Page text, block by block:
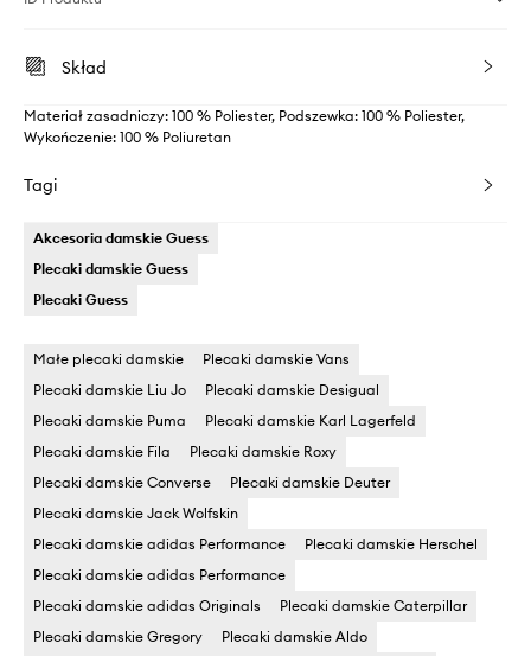
Skład
Materiał zasadniczy: 100 % Poliester, Podszewka: 100 % Poliester,
Wykończenie: 100 % Poliuretan
Tagi
Akcesoria damskie Guess
Plecaki damskie Guess
Plecaki Guess
Małe plecaki damskie
Plecaki damskie Vans
Plecaki damskie Liu Jo
Plecaki damskie Desigual
Plecaki damskie Puma
Plecaki damskie Karl Lagerfeld
Plecaki damskie Fila
Plecaki damskie Roxy
Plecaki damskie Converse
Plecaki damskie Deuter
Plecaki damskie Jack Wolfskin
Plecaki damskie adidas Performance
Plecaki damskie Herschel
Plecaki damskie adidas Performance
Plecaki damskie adidas Originals
Plecaki damskie Caterpillar
Plecaki damskie Gregory
Plecaki damskie Aldo